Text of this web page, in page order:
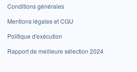
Conditions générales
Mentions légales et CGU
Politique d'exécution
Rapport de meilleure sélection 2024